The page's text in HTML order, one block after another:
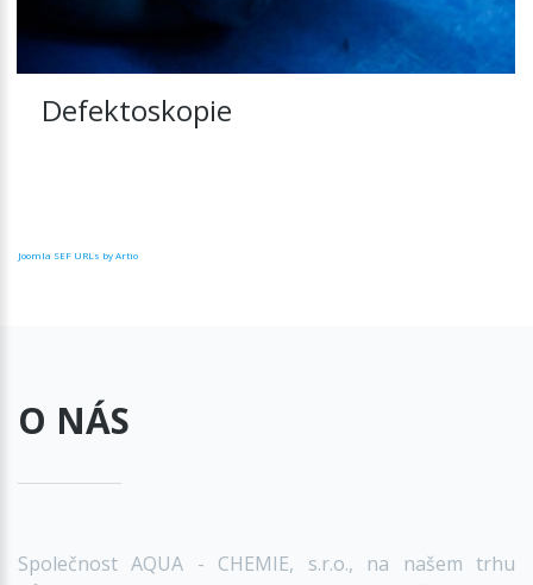
Defektoskopie
Joomla SEF URLs by Artio
O NÁS
Společnost AQUA - CHEMIE, s.r.o., na našem trhu